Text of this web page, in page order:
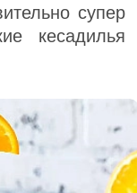
супер
кесадилья